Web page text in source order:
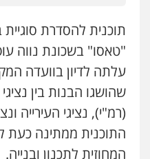
תוכנית להסדרת
"טאסו" בשכונת נווה
עלתה לדיון בוועדה
שהושגו הבנות בין
(רמ"י), נציגי העירייה
התוכנית ממתינה כעת
המחוזית לתכנון ובנייה.